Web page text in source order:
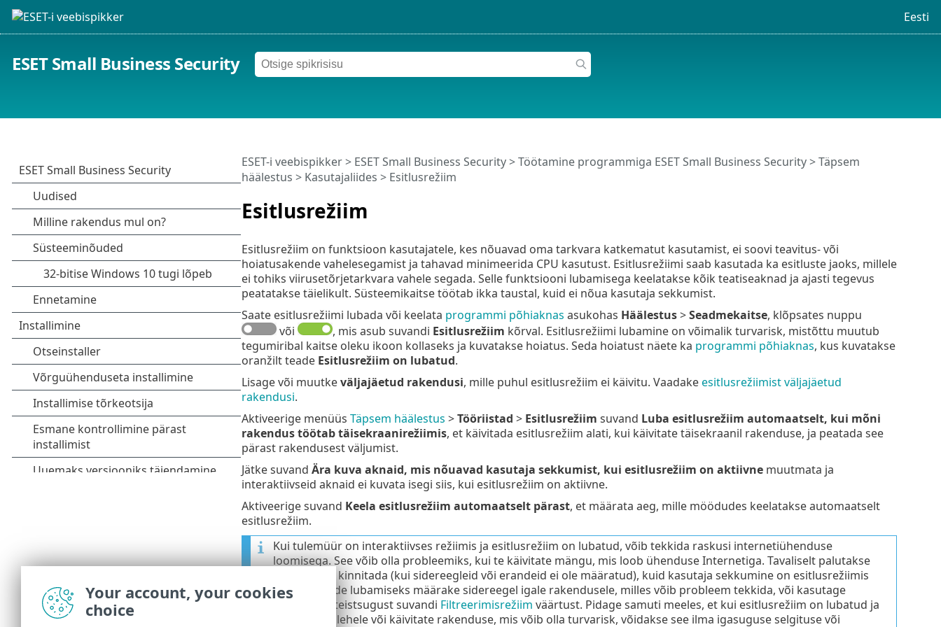
Eesti
ESET Small Business Security
Esitlusrežiim
ESET-i veebispikker> ESET Small Business Security>Töötamine programmiga ESET Small Business Security>Täpsem
häälestus > Kasutajaliides > Esitlusrežiim
Esitlusrežiim on funktsioon kasutajatele, kes nõuavad oma tarkvara katkematut kasutamist, ei soovi teavitus- või
hoiatusakende vahelesegamist ja tahavad minimeerida CPU kasutust. Esitlusrežiimi saab kasutada ka esitluste jaoks, millele
ei tohiks viirusetõrjetarkvara vahele segada. Selle funktsiooni lubamisega keelatakse kõik teatiseaknad ja ajasti tegevus
peatatakse täielikult. Süsteemikaitse töötab ikka taustal, kuid ei nõua kasutaja sekkumist.
Saate esitlusrežiimi lubada või keelata programmi põhiaknas asukohas Häälestus>Seadmekaitse, klõpsates nuppu
või
, mis asub suvandi Esitlusrežiim kõrval. Esitlusrežiimi lubamine on võimalik turvarisk, mistõttu muutub
tegumiribal kaitse oleku ikoon kollaseks ja kuvatakse hoiatus. Seda hoiatust näete ka programmi põhiaknas, kus kuvatakse
oranžilt teade Esitlusrežiim on lubatud.
Lisage või muutkeväljajäetud rakendusi, mille puhul esitlusrežiim ei käivitu. Vaadakeesitlusrežiimist väljajäetud
rakendusi.
Aktiveerige menüüs Täpsem häälestus >Tööriistad > Esitlusrežiim suvand Luba esitlusrežiim automaatselt, kui mõni
rakendus töötab täisekraanirežiimis, et käivitada esitlusrežiim alati, kui käivitate täisekraanil rakenduse, ja peatada see
pärast rakendusest väljumist.
Jätke suvand Ära kuva aknaid, mis nõuavad kasutaja sekkumist, kui esitlusrežiim on aktiivnemuutmata ja
interaktiivseid aknaid ei kuvata isegi siis, kui esitlusrežiim on aktiivne.
Aktiveerige suvand Keela esitlusrežiim automaatselt pärast, et määrata aeg, mille möödudes keelatakse automaatselt
esitlusrežiim.
Kui tulemüür on interaktiivses režiimis ja esitlusrežiim on lubatud, võib tekkida raskusi internetiühenduse
loomisega. See võib olla probleemiks, kui te käivitate mängu, mis loob ühenduse Internetiga. Tavaliselt palutakse
see toiming kinnitada (kui sidereegleid või erandeid ei ole määratud), kuid kasutaja sekkumine on esitlusrežiimis
keelatud. Side lubamiseks määrake sidereegel igale rakendusele, milles võib probleem tekkida, või kasutage
tulemüüris teistsugust suvandi Filtreerimisrežiim väärtust. Pidage samuti meeles, et kui esitlusrežiim on lubatud ja
lähete veebilehele või käivitate rakenduse, mis võib olla turvarisk, võidakse see ilma igasuguse selgituse või
Your account, your cookies
choice